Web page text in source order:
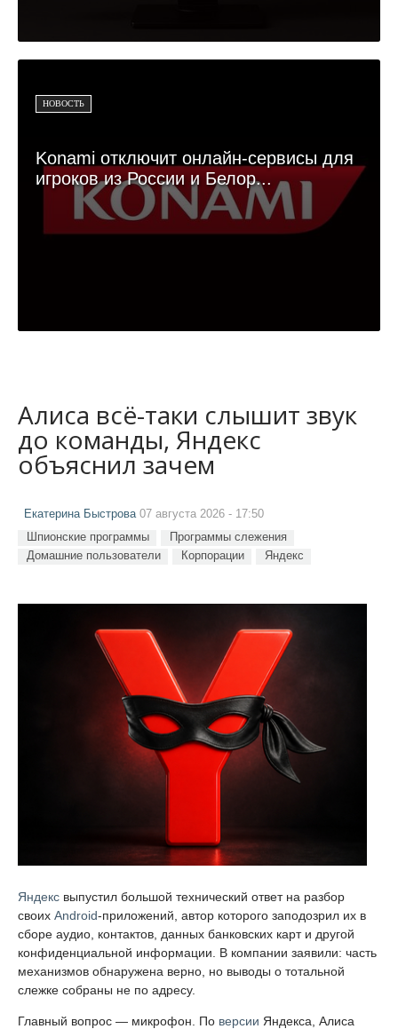
НОВОСТЬ
Konami отключит онлайн-сервисы для
игроков из России и Белор...
Алиса всё-таки слышит звук
до команды, Яндекс
объяснил зачем
Екатерина Быстрова 07 августа 2026 - 17:50
Шпионские программы
Программы слежения
Домашние пользователи
Корпорации Яндекс
Яндекс выпустил большой технический ответ на разбор
своих Android-приложений, автор которого заподозрил их в
сборе аудио, контактов, данных банковских карт и другой
конфиденциальной информации. В компании заявили: часть
механизмов обнаружена верно, но выводы о тотальной
слежке собраны не по адресу.
Главный вопрос — микрофон. По версии Яндекса, Алиса